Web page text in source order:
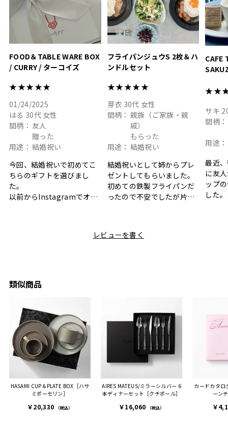
結婚
色イ
FOOD＆TABLE WARE BOX
/ CURRY / ターコイズ
★★★★★
01/24/2025
はる 30代 女性
間柄： 友人
贈った
用途： 結婚祝い
今回、結婚祝いで初めてこ
ちらのギフトを選びまし
た。
以前からInstagramでオシ
と大好きなカレーのセット
ちらも大変気に入ったと写
を選んでよかったし他の友
人にもお勧めしたいと感じ
ました。
また、こちら不注意でメー
ルアドレスを誤って入力し
登録してログインできなく
困った際にも、迅速に回答
連絡があり大変助かりまし
フライパンジュウS 2枚＆ハ
ンドルセット
★★★★★
芽衣 30代 女性
間柄： 親族（ご家族・親
戚）
もらった
用途： 結婚祝い
結婚祝いとして姉からプレ
ゼントしてもらいました。
初めての鉄製フライパンだ
ったので不安でしたが片手
利です。洗い物も減って一
CAFE
サキ
間柄：
用途：
最近
に友
ップ
した。
す。
レビューを書く
類似商品
HASAMI CUP＆PLATE BOX［ハサ
ミポーセリン］
￥20,330 （税込）
AIRES MATEUS/ミラーシルバー 6
本ディナーセット［クチポール］
￥16,060 （税込）
カードカタロ
ーン
￥